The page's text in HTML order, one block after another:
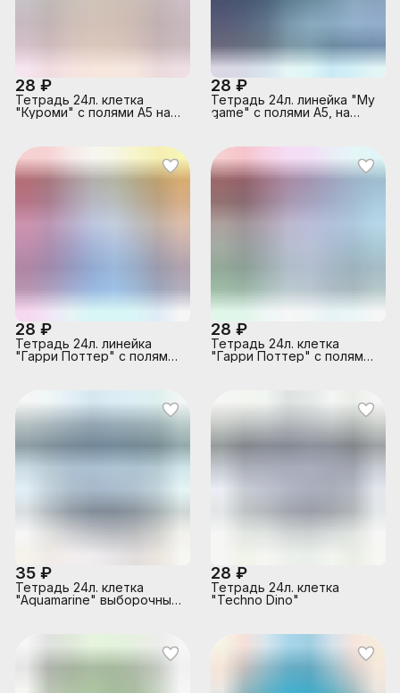
28 ₽
Тетрадь 24л. клетка
"Куроми" с полями А5 на
28 ₽
Тетрадь 24л. линейка "My
game" с полями А5, на
28 ₽
Тетрадь 24л. линейка
"Гарри Поттер" с полями
мелованный картон + ВД-
лак, 5 дизайнов в спайке
28 ₽
Тетрадь 24л. клетка
"Гарри Поттер" с полями
35 ₽
Тетрадь 24л. клетка
"Aquamarine" выборочный
28 ₽
Тетрадь 24л. клетка
"Techno Dino"